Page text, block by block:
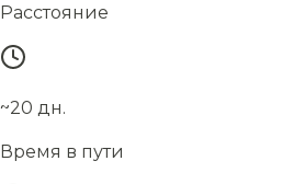
Расстояние
~20 дн.
Время в пути